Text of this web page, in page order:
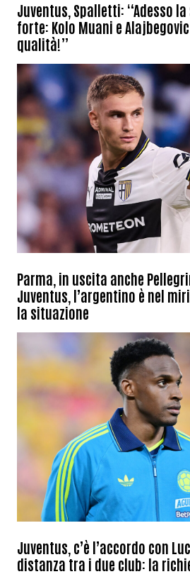
Juventus, Spalletti: “Adesso
forte: Kolo Muani e
qualità!”
Parma, in uscita anche
Juventus, l’argentino è nel
la situazione
Juventus, c’è l’accordo con
distanza tra i due club: la